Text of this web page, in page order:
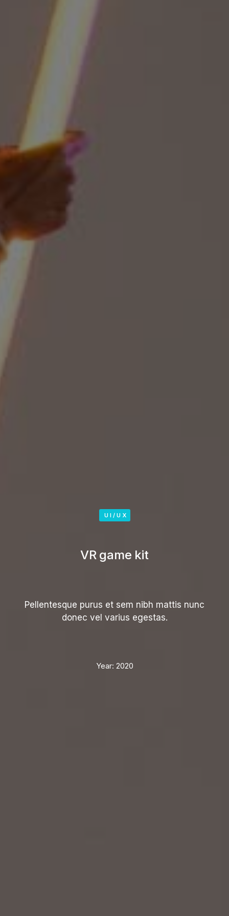
UI/UX
VR game kit
Pellentesque purus et sem nibh mattis nunc
donec vel varius egestas.
Year: 2020